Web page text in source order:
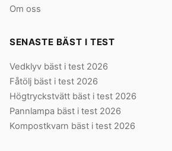
Om oss
SENASTE BÄST I TEST
Vedklyv bäst i test 2026
Fåtölj bäst i test 2026
Högtryckstvätt bäst i test 2026
Pannlampa bäst i test 2026
Kompostkvarn bäst i test 2026